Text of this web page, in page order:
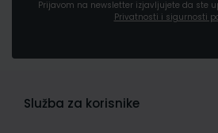
Prijavom na newsletter izjavljujete da ste
Privatnosti i sigurnosti
Služba za korisnike